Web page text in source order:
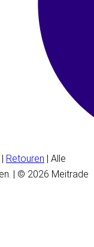
Retouren | Alle
| © 2026 Meitrade